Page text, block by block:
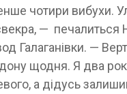
чотири вибухи.
— печалиться
Галаганівки. —
щодня. Я два
а дідусь